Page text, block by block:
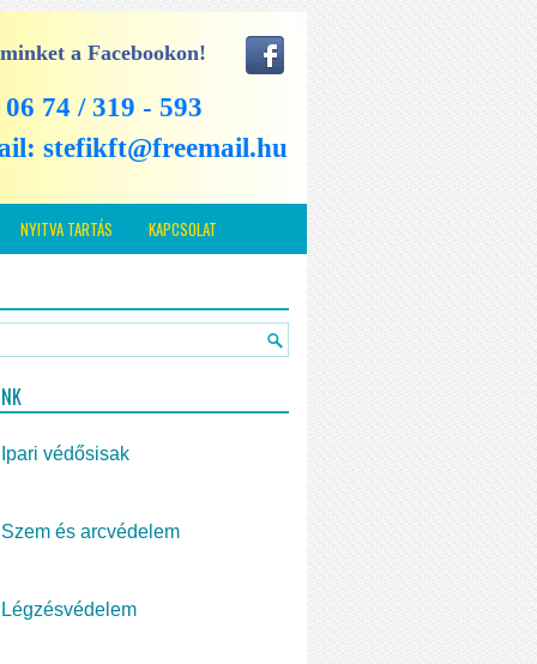
a Facebookon!
74 / 319 - 593
stefikft@freemail.hu
NYITVA TARTÁS KAPCSOLAT
Ipari védősisak
Szem és arcvédelem
Légzésvédelem